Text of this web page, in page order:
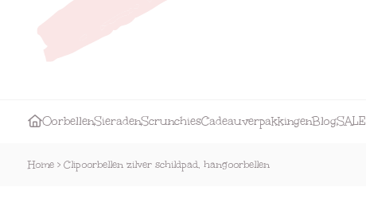
OorbellenSieradenScrunchiesCadeauverpakkingenBlogSALE
Home > Clipoorbellen zilver schildpad, hangoorbellen